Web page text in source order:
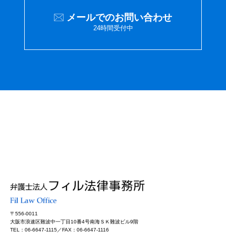
メールでのお問い合わせ
24時間受付中
〒556-0011
大阪市浪速区難波中一丁目10番4号南海ＳＫ難波ビル9階
TEL：06-6647-1115／FAX：06-6647-1116